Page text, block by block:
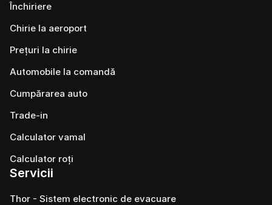
Închiriere
Chirie la aeroport
Prețuri la chirie
Automobile la comandă
Cumpărarea auto
Trade-in
Calculator vamal
Calculator roți
Servicii
Thor - Sistem electronic de evacuare